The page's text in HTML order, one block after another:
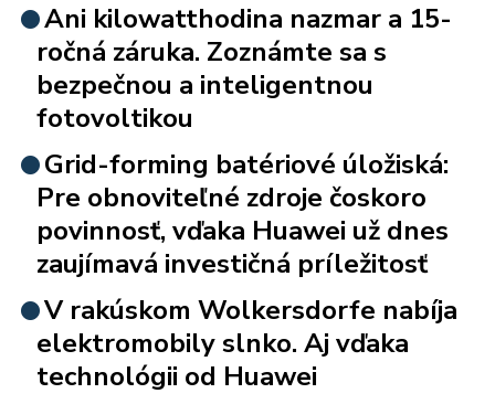
Ani kilowatthodina nazmar a 15-
ročná záruka. Zoznámte sa s
bezpečnou a inteligentnou
fotovoltikou
Grid-forming batériové úložiská:
Pre obnoviteľné zdroje čoskoro
povinnosť, vďaka Huawei už dnes
zaujímavá investičná príležitosť
V rakúskom Wolkersdorfe nabíja
elektromobily slnko. Aj vďaka
technológii od Huawei